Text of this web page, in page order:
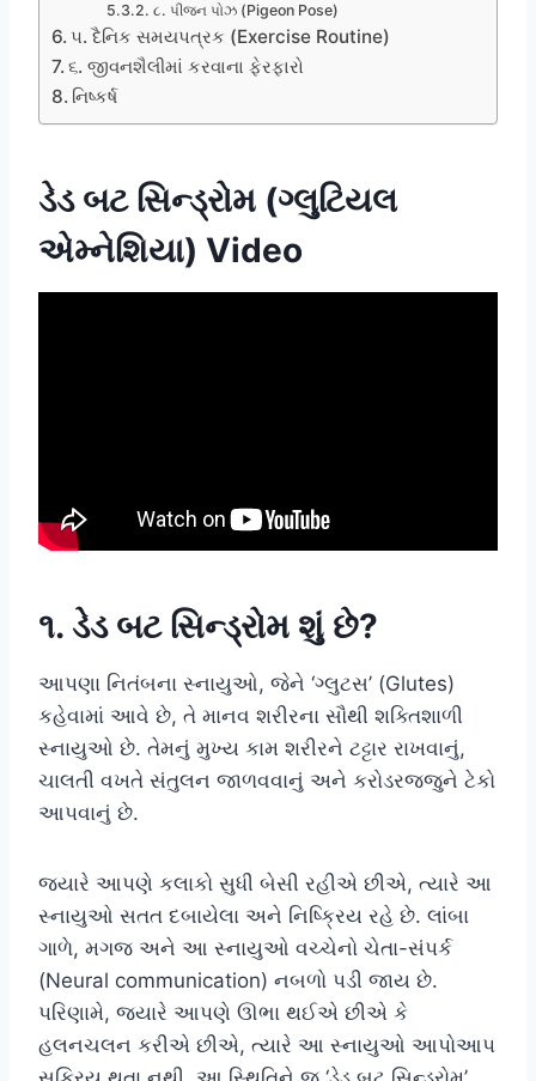
૮. પીજન પોઝ (Pigeon Pose)
૫. દૈનિક સમયપત્રક (Exercise Routine)
૬. જીવનશૈલીમાં કરવાના ફેરફારો
નિષ્કર્ષ
ડેડ બટ સિન્ડ્રોમ (ગ્લુટિયલ
એમ્નેશિયા) Video
૧. ડેડ બટ સિન્ડ્રોમ શું છે?
આપણા નિતંબના સ્નાયુઓ, જેને ‘ગ્લુટસ’ (Glutes)
કહેવામાં આવે છે, તે માનવ શરીરના સૌથી શક્તિશાળી
સ્નાયુઓ છે. તેમનું મુખ્ય કામ શરીરને ટટ્ટાર રાખવાનું,
ચાલતી વખતે સંતુલન જાળવવાનું અને કરોડરજ્જુને ટેકો
આપવાનું છે.
જ્યારે આપણે કલાકો સુધી બેસી રહીએ છીએ, ત્યારે આ
સ્નાયુઓ સતત દબાયેલા અને નિષ્ક્રિય રહે છે. લાંબા
ગાળે, મગજ અને આ સ્નાયુઓ વચ્ચેનો ચેતા-સંપર્ક
(Neural communication) નબળો પડી જાય છે.
પરિણામે, જ્યારે આપણે ઊભા થઈએ છીએ કે
હલનચલન કરીએ છીએ, ત્યારે આ સ્નાયુઓ આપોઆપ